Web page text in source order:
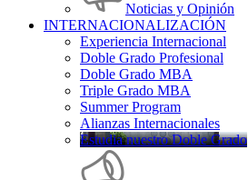
Noticias y Opinión
INTERNACIONALIZACIÓN
Experiencia Internacional
Doble Grado Profesional
Doble Grado MBA
Triple Grado MBA
Summer Program
Alianzas Internacionales
Estudia nuestro Doble Grado